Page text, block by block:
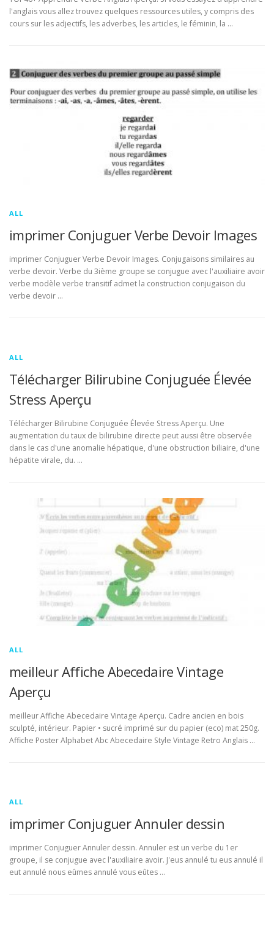
l'anglais vous allez trouvez quelques ressources utiles, y compris des
cours sur les adjectifs, les adverbes, les articles, le féminin, la …
ALL
imprimer Conjuguer Verbe Devoir Images
imprimer Conjuguer Verbe Devoir Images. Conjugaisons similaires au
verbe devoir. Verbe du 3ième groupe se conjugue avec l'auxiliaire avoir
verbe modèle verbe transitif admet la construction conjugaison du
verbe devoir …
ALL
Télécharger Bilirubine Conjuguée Élevée
Stress Aperçu
Télécharger Bilirubine Conjuguée Élevée Stress Aperçu. Une
augmentation du taux de bilirubine directe peut aussi être observée
dans le cas d'une anomalie hépatique, d'une obstruction biliaire, d'une
hépatite virale, du. …
ALL
meilleur Affiche Abecedaire Vintage
Aperçu
meilleur Affiche Abecedaire Vintage Aperçu. Cadre ancien en bois
sculpté, intérieur. Papier • sucré imprimé sur du papier (eco) mat 250g.
Affiche Poster Alphabet Abc Abecedaire Style Vintage Retro Anglais …
ALL
imprimer Conjuguer Annuler dessin
imprimer Conjuguer Annuler dessin. Annuler est un verbe du 1er
groupe, il se conjugue avec l'auxiliaire avoir. J'eus annulé tu eus annulé il
eut annulé nous eûmes annulé vous eûtes …